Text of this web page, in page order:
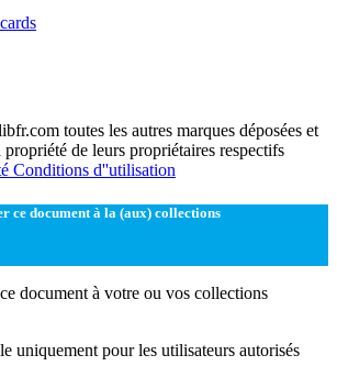
toutes les autres marques déposées et
de leurs propriétaires respectifs
Conditions d''utilisation
ce document à la (aux) collections
document à votre ou vos collections
uniquement pour les utilisateurs autorisés